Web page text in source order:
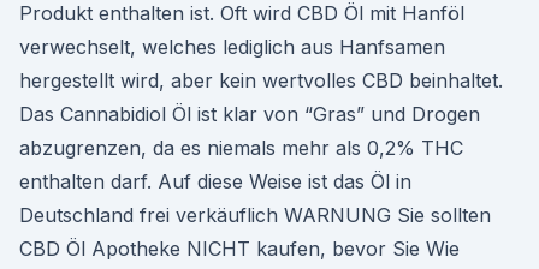
Produkt enthalten ist. Oft wird CBD Öl mit Hanföl
verwechselt, welches lediglich aus Hanfsamen
hergestellt wird, aber kein wertvolles CBD beinhaltet.
Das Cannabidiol Öl ist klar von “Gras” und Drogen
abzugrenzen, da es niemals mehr als 0,2% THC
enthalten darf. Auf diese Weise ist das Öl in
Deutschland frei verkäuflich WARNUNG Sie sollten
CBD Öl Apotheke NICHT kaufen, bevor Sie Wie